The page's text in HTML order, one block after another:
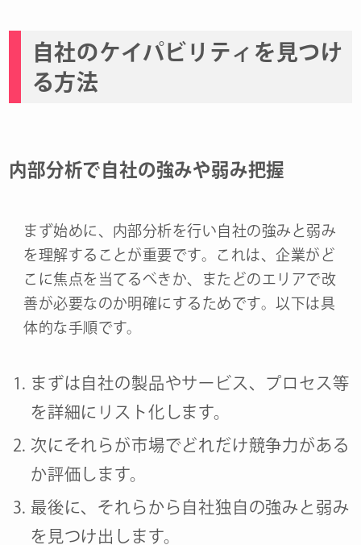
自社のケイパビリティを見つけ
る方法
内部分析で自社の強みや弱み把握
まず始めに、内部分析を行い自社の強みと弱み
を理解することが重要です。これは、企業がど
こに焦点を当てるべきか、またどのエリアで改
善が必要なのか明確にするためです。以下は具
体的な手順です。
まずは自社の製品やサービス、プロセス等
を詳細にリスト化します。
次にそれらが市場でどれだけ競争力がある
か評価します。
最後に、それらから自社独自の強みと弱み
を見つけ出します。